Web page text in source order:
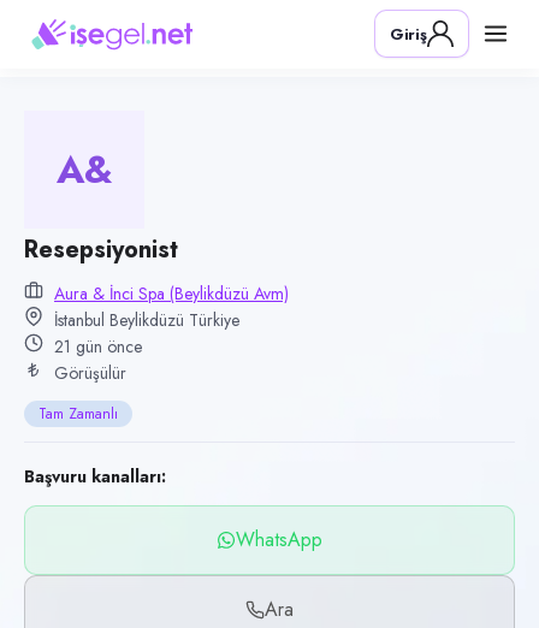
Pozisyon
Resepsiyonist
Kategori
Konum
Beylikdüzü, İstanbul
Çalışma şekli
Tam Zamanlı · Ofis
Yayın tarihi
16 Temmuz 2026
Son geçerlilik
14 Ekim 2026
WhatsApp, Telegram, Telefon
Giriş
A&
Resepsiyonist
Aura & İnci Spa (Beylikdüzü Avm)
İstanbul Beylikdüzü Türkiye
21 gün önce
Görüşülür
Tam Zamanlı
Başvuru kanalları:
WhatsApp
Ara